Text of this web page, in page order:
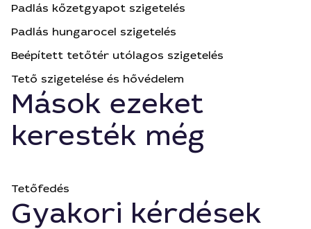
Padlás kőzetgyapot szigetelés
Padlás hungarocel szigetelés
Beépített tetőtér utólagos szigetelés
Tető szigetelése és hővédelem
Mások ezeket
keresték még
Tetőfedés
Gyakori kérdések